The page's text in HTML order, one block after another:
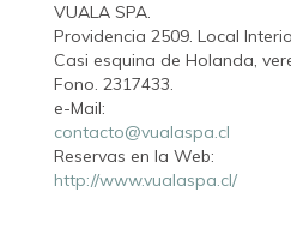
VUALA SPA.
Providencia 2509. Local
Casi esquina de Holanda,
Fono. 2317433.
e-Mail:
contacto@vualaspa.cl
Reservas en la Web:
http://www.vualaspa.cl/